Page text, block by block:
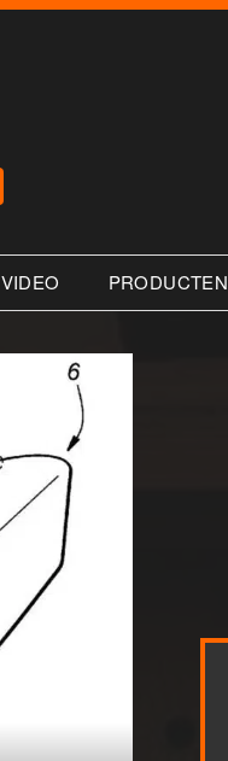
VIDEO PRODUCTEN